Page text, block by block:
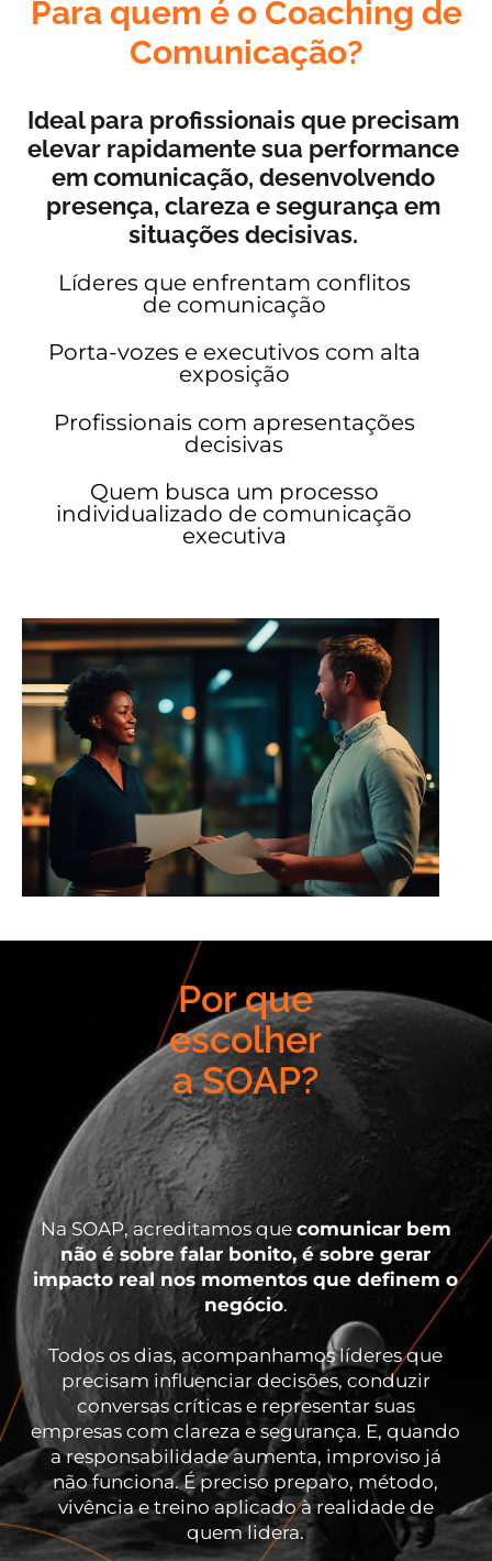
Para quem é o Coaching de
Comunicação?
Ideal para profissionais que precisam
elevar rapidamente sua performance
em comunicação, desenvolvendo
presença, clareza e segurança em
situações decisivas.
Líderes que enfrentam conflitos
de comunicação
Porta-vozes e executivos com alta
exposição
Profissionais com apresentações
decisivas
Quem busca um processo
individualizado de comunicação
executiva
Por que
escolher
a SOAP?
Na SOAP, acreditamos que comunicar bem
não é sobre falar bonito, é sobre gerar
impacto real nos momentos que definem o
negócio.
Todos os dias, acompanhamos líderes que
precisam influenciar decisões, conduzir
conversas críticas e representar suas
empresas com clareza e segurança. E, quando
a responsabilidade aumenta, improviso já
não funciona. É preciso preparo, método,
vivência e treino aplicado à realidade de
quem lidera.